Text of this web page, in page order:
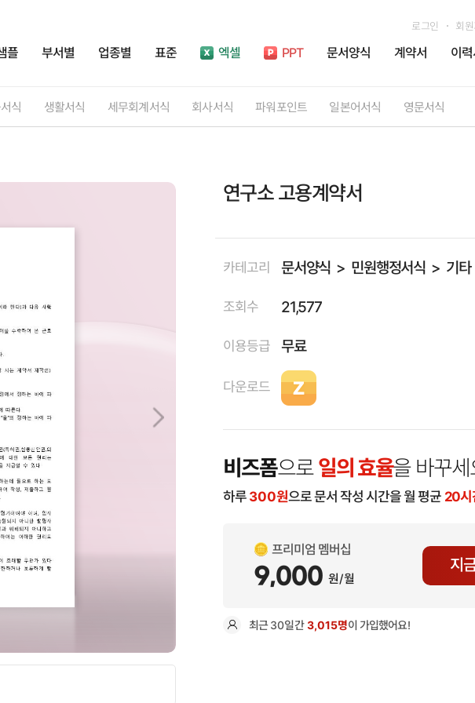
플 부서별 업종별 표준 엑셀 PPT 문서양식 계약서 이
로그인 회
식 생활서식 세무회계서식 회사서식 파워포인트 일본어서식 영문서식
연구소 고용계약서
카테고리 문서양식 민원행정서식 기타
조회수 21,577
이용등급 무료
다운로드
비즈폼으로일의 효율을 바꾸세
하루 300원으로 문서 작성 시간을 월 평균 20시
프리미엄 멤버십
9,000 원/월
지
최근30일간3,015명이 가입했어요!